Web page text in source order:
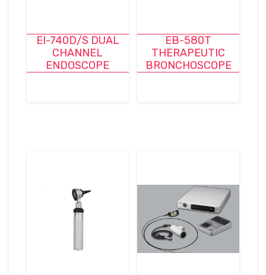
EI-740D/S DUAL
CHANNEL
ENDOSCOPE
EB-580T
THERAPEUTIC
BRONCHOSCOPE